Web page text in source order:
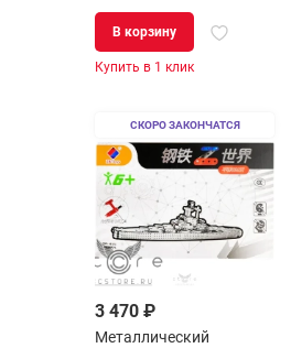
В корзину
Купить в 1 клик
СКОРО ЗАКОНЧАТСЯ
3 470 ₽
Металлический